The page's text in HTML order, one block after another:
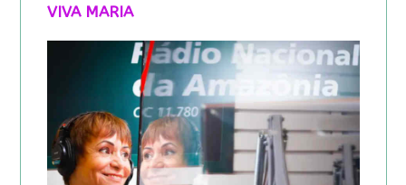
VIVA MARIA